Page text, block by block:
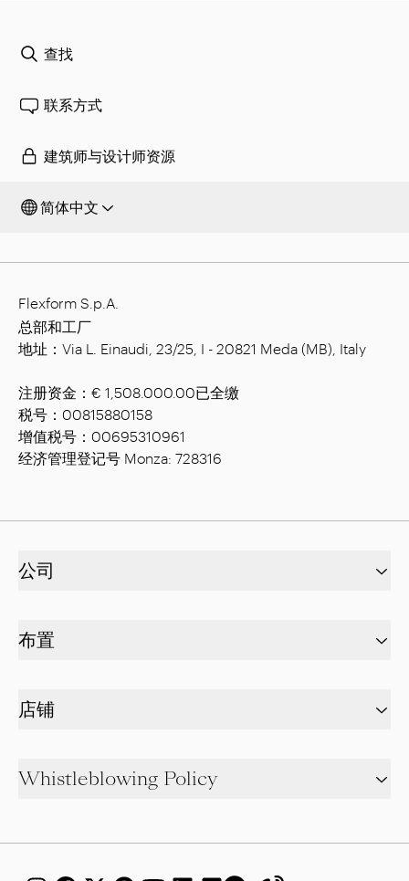
查找
联系方式
建筑师与设计师资源
简体中文
Flexform S.p.A.
总部和工厂
地址：Via L. Einaudi, 23/25, I - 20821 Meda (MB), Italy
注册资金：€ 1,508.000.00已全缴
税号：00815880158
增值税号：00695310961
经济管理登记号 Monza: 728316
公司
布置
店铺
Whistleblowing Policy